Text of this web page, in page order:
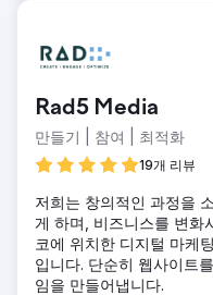
Rad5 Media
만들기 | 참여 | 최적화
19개 리뷰
저희는 창의적인 과정을
게 하며, 비즈니스를 변화
코에 위치한 디지털 마케
입니다. 단순히 웹사이트
임을 만들어냅니다.